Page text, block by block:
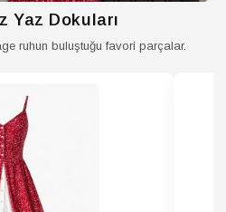
Yaz Dokuları
ruhun buluştuğu favori parçalar.